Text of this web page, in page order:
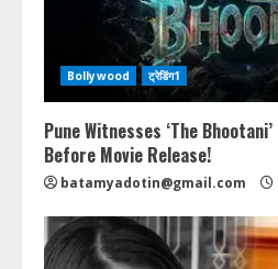
Bollywood ट्रेडिंग1
Pune Witnesses ‘The
Before Movie Release!
batamyadotin@gmail.com